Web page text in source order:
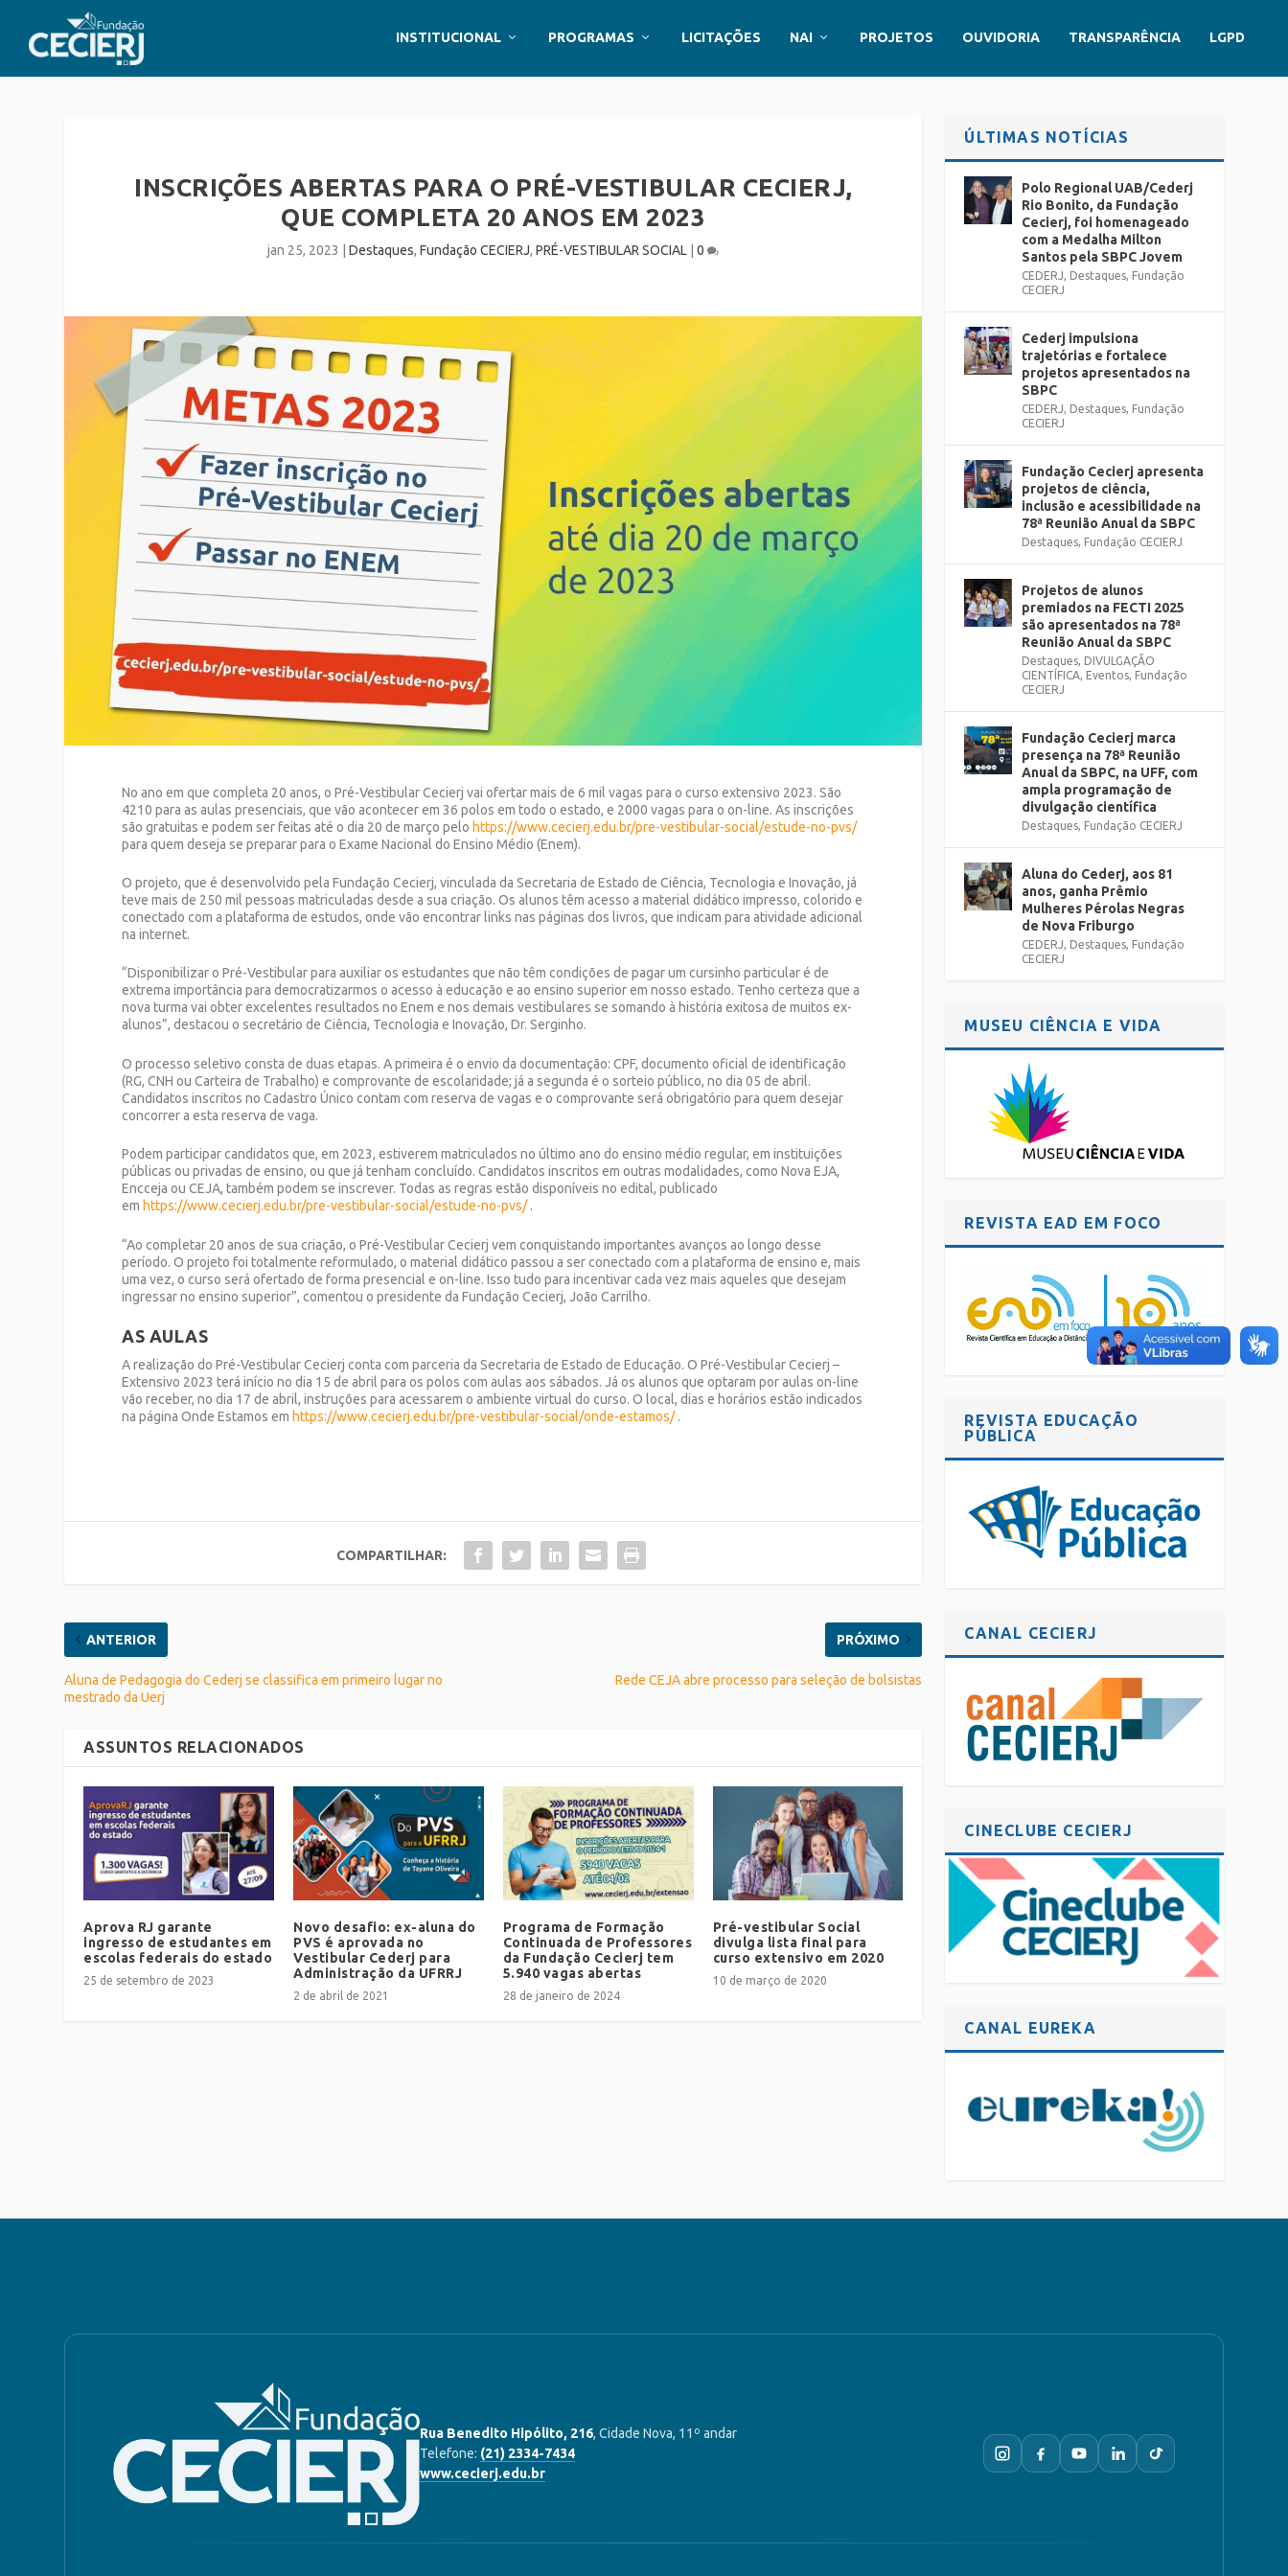
INSTITUCIONAL PROGRAMAS LICITAÇÕES NAI PROJETOS OUVIDORIA TRANSPARÊNCIA LGPD
INSCRIÇÕES ABERTAS PARA O PRÉ-VESTIBULAR CECIERJ,
QUE COMPLETA 20 ANOS EM 2023
jan 25, 2023 |Destaques,Fundação CECIERJ,PRÉ-VESTIBULAR SOCIAL |0
No ano em que completa 20 anos, o Pré-Vestibular Cecierj vai ofertar mais de 6 mil vagas para o curso extensivo 2023. São
4210 para as aulas presenciais, que vão acontecer em 36 polos em todo o estado, e 2000 vagas para o on-line. As inscrições
são gratuitas e podem ser feitas até o dia 20 de março pelohttps://www.cecierj.edu.br/pre-vestibular-social/estude-no-pvs/
para quem deseja se preparar para o Exame Nacional do Ensino Médio (Enem).
O projeto, que é desenvolvido pela Fundação Cecierj, vinculada da Secretaria de Estado de Ciência, Tecnologia e Inovação, já
teve mais de 250 mil pessoas matriculadas desde a sua criação. Os alunos têm acesso a material didático impresso, colorido e
conectado com a plataforma de estudos, onde vão encontrar links nas páginas dos livros, que indicam para atividade adicional
na internet.
“Disponibilizar o Pré-Vestibular para auxiliar os estudantes que não têm condições de pagar um cursinho particular é de
extrema importância para democratizarmos o acesso à educação e ao ensino superior em nosso estado. Tenho certeza que a
nova turma vai obter excelentes resultados no Enem e nos demais vestibulares se somando à história exitosa de muitos ex-
alunos”, destacou o secretário de Ciência, Tecnologia e Inovação, Dr. Serginho.
O processo seletivo consta de duas etapas. A primeira é o envio da documentação: CPF, documento oficial de identificação
(RG, CNH ou Carteira de Trabalho) e comprovante de escolaridade; já a segunda é o sorteio público, no dia 05 de abril.
Candidatos inscritos no Cadastro Único contam com reserva de vagas e o comprovante será obrigatório para quem desejar
concorrer a esta reserva de vaga.
Podem participar candidatos que, em 2023, estiverem matriculados no último ano do ensino médio regular, em instituições
públicas ou privadas de ensino, ou que já tenham concluído. Candidatos inscritos em outras modalidades, como Nova EJA,
Encceja ou CEJA, também podem se inscrever. Todas as regras estão disponíveis no edital, publicado
em https://www.cecierj.edu.br/pre-vestibular-social/estude-no-pvs/.
“Ao completar 20 anos de sua criação, o Pré-Vestibular Cecierj vem conquistando importantes avanços ao longo desse
período. O projeto foi totalmente reformulado, o material didático passou a ser conectado com a plataforma de ensino e, mais
uma vez, o curso será ofertado de forma presencial e on-line. Isso tudo para incentivar cada vez mais aqueles que desejam
ingressar no ensino superior”, comentou o presidente da Fundação Cecierj, João Carrilho.
AS AULAS
A realização do Pré-Vestibular Cecierj conta com parceria da Secretaria de Estado de Educação. O Pré-Vestibular Cecierj –
Extensivo 2023 terá início no dia 15 de abril para os polos com aulas aos sábados. Já os alunos que optaram por aulas on-line
vão receber, no dia 17 de abril, instruções para acessarem o ambiente virtual do curso. O local, dias e horários estão indicados
na página Onde Estamos em https://www.cecierj.edu.br/pre-vestibular-social/onde-estamos/.
COMPARTILHAR:
ANTERIOR
Aluna de Pedagogia do Cederj se classifica em primeiro lugar no
mestrado da Uerj
PRÓXIMO
Rede CEJA abre processo para seleção de bolsistas
ASSUNTOS RELACIONADOS
Aprova RJ garante
ingresso de estudantes em
escolas federais do estado
25 de setembro de 2023
Novo desafio: ex-aluna do
PVS é aprovada no
Vestibular Cederj para
Administração da UFRRJ
2 de abril de 2021
Programa de Formação
Continuada de Professores
da Fundação Cecierj tem
5.940 vagas abertas
28 de janeiro de 2024
Pré-vestibular Social
divulga lista final para
curso extensivo em 2020
10 de março de 2020
ÚLTIMAS NOTÍCIAS
Polo Regional UAB/Cederj
Rio Bonito, da Fundação
Cecierj, foi homenageado
com a Medalha Milton
Santos pela SBPC Jovem
CEDERJ, Destaques, Fundação
CECIERJ
Cederj impulsiona
trajetórias e fortalece
projetos apresentados na
SBPC
CEDERJ, Destaques, Fundação
CECIERJ
Fundação Cecierj apresenta
projetos de ciência,
inclusão e acessibilidade na
78ª Reunião Anual da SBPC
Destaques, Fundação CECIERJ
Projetos de alunos
premiados na FECTI 2025
são apresentados na 78ª
Reunião Anual da SBPC
Destaques, DIVULGAÇÃO
CIENTÍFICA, Eventos, Fundação
CECIERJ
Fundação Cecierj marca
presença na 78ª Reunião
Anual da SBPC, na UFF, com
ampla programação de
divulgação científica
Destaques, Fundação CECIERJ
Aluna do Cederj, aos 81
anos, ganha Prêmio
Mulheres Pérolas Negras
de Nova Friburgo
CEDERJ, Destaques, Fundação
CECIERJ
MUSEU CIÊNCIA E VIDA
REVISTA EAD EM FOCO
REVISTA EDUCAÇÃO
PÚBLICA
CANAL CECIERJ
CINECLUBE CECIERJ
CANAL EUREKA
Rua Benedito Hipólito, 216, Cidade Nova, 11º andar
Telefone: (21) 2334-7434
www.cecierj.edu.br